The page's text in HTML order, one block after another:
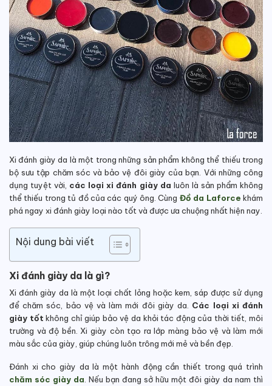
Xi đánh giày da là một trong những sản phẩm không thể thiếu trong
bộ sưu tập chăm sóc và bảo vệ đôi giày của bạn. Với những công
dụng tuyệt vời, các loại xi đánh giày da luôn là sản phẩm không
thể thiếu trong tủ đồ của các quý ông. Cùng Đồ da Laforce khám
phá ngay xi đánh giày loại nào tốt và được ưa chuộng nhất hiện nay.
Nội dung bài viết
Xi đánh giày da là gì?
Xi đánh giày da là một loại chất lỏng hoặc kem, sáp được sử dụng
để chăm sóc, bảo vệ và làm mới đôi giày da. Các loại xi đánh
giày tốt không chỉ giúp bảo vệ da khỏi tác động của thời tiết, môi
trường và độ bền. Xi giày còn tạo ra lớp màng bảo vệ và làm mới
màu sắc của giày, giúp chúng luôn trông mới mẻ và bền đẹp.
Đánh xi cho giày da là một hành động cần thiết trong quá trình
chăm sóc giày da . Nếu bạn đang sở hữu một đôi giày da nam thì